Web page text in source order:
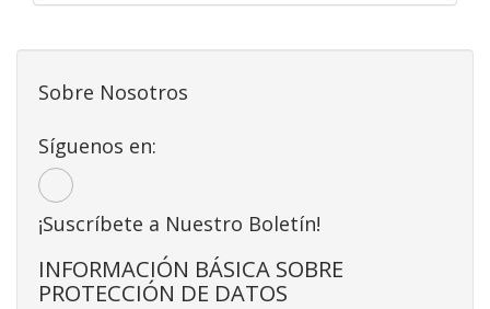
Sobre Nosotros
Síguenos en:
¡Suscríbete a Nuestro Boletín!
INFORMACIÓN BÁSICA SOBRE
PROTECCIÓN DE DATOS